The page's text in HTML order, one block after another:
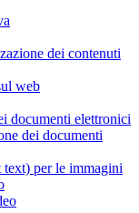
dei contenuti
web
documenti elettronici
dei documenti
text) per le immagini